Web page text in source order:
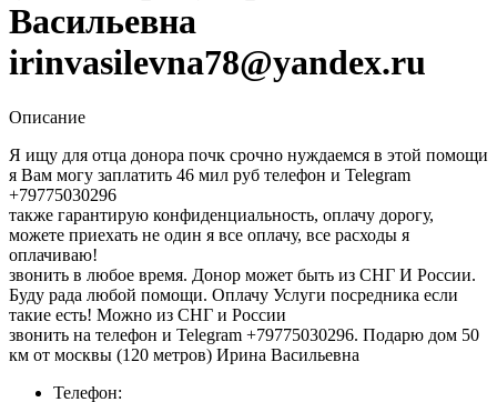
Васильевна
irinvasilevna78@yandex.ru
Описание
Я ищу для отца донора почк срочно нуждаемся в этой помощи
я Вам могу заплатить 46 мил руб телефон и Telegram
+79775030296
также гарантирую конфиденциальность, оплачу дорогу,
можете приехать не один я все оплачу, все расходы я
оплачиваю!
звонить в любое время. Донор может быть из СНГ И России.
Буду рада любой помощи. Оплачу Услуги посредника если
такие есть! Можно из СНГ и России
звонить на телефон и Telegram +79775030296. Подарю дом 50
км от москвы (120 метров) Ирина Васильевна
Телефон: